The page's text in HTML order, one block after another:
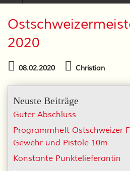
2020
08.02.2020 Christian
Neuste Beiträge
Guter Abschluss
Programmheft Ostschweizer
Gewehr und Pistole 10m
Konstante Punktelieferantin